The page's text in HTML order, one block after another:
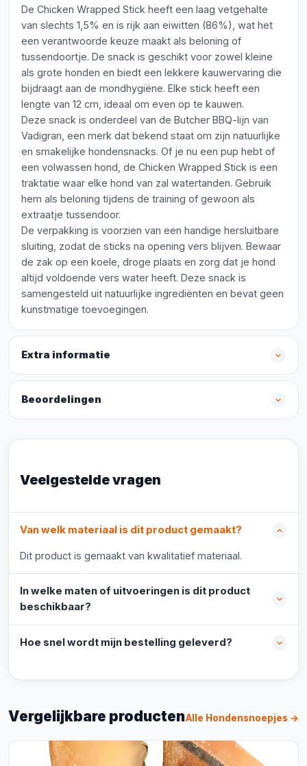
De Chicken Wrapped Stick heeft een laag vetgehalte
van slechts 1,5% en is rijk aan eiwitten (86%), wat het
een verantwoorde keuze maakt als beloning of
tussendoortje. De snack is geschikt voor zowel kleine
als grote honden en biedt een lekkere kauwervaring die
bijdraagt aan de mondhygiëne. Elke stick heeft een
lengte van 12 cm, ideaal om even op te kauwen.
Deze snack is onderdeel van de Butcher BBQ-lijn van
Vadigran, een merk dat bekend staat om zijn natuurlijke
en smakelijke hondensnacks. Of je nu een pup hebt of
een volwassen hond, de Chicken Wrapped Stick is een
traktatie waar elke hond van zal watertanden. Gebruik
hem als beloning tijdens de training of gewoon als
extraatje tussendoor.
De verpakking is voorzien van een handige hersluitbare
sluiting, zodat de sticks na opening vers blijven. Bewaar
de zak op een koele, droge plaats en zorg dat je hond
altijd voldoende vers water heeft. Deze snack is
samengesteld uit natuurlijke ingrediënten en bevat geen
kunstmatige toevoegingen.
Extra informatie
Beoordelingen
Veelgestelde vragen
Van welk materiaal is dit product gemaakt?
Dit product is gemaakt van kwalitatief materiaal.
In welke maten of uitvoeringen is dit product
beschikbaar?
Hoe snel wordt mijn bestelling geleverd?
Vergelijkbare productenAlle Hondensnoepjes →